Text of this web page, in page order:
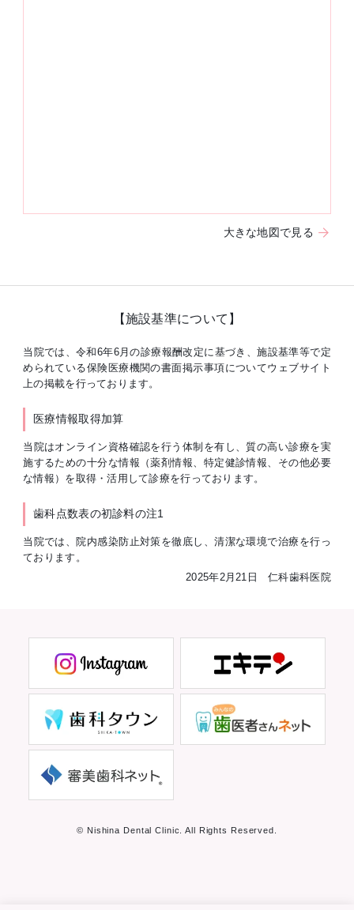
大きな地図で見る
【施設基準について】
当院では、令和6年6月の診療報酬改定に基づき、施設基準等で定
められている保険医療機関の書面掲示事項についてウェブサイト
上の掲載を行っております。
医療情報取得加算
当院はオンライン資格確認を行う体制を有し、質の高い診療を実
施するための十分な情報（薬剤情報、特定健診情報、その他必要
な情報）を取得・活用して診療を行っております。
歯科点数表の初診料の注1
当院では、院内感染防止対策を徹底し、清潔な環境で治療を行っ
ております。
2025年2月21日 仁科歯科医院
© Nishina Dental Clinic. All Rights Reserved.